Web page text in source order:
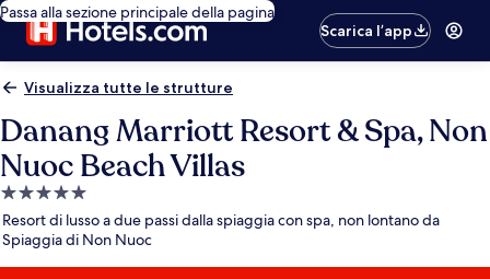
Passa alla sezione principale della pagina
Scarica l’app
Visualizza tutte le strutture
Danang Marriott Resort & Spa, Non
Nuoc Beach Villas
Struttura
a
5.0
stelle
Resort di lusso a due passi dalla spiaggia con spa, non lontano da
Spiaggia di Non Nuoc